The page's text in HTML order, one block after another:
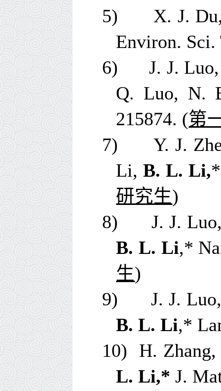
5)
X. J.
Environ. Sci.
6)
J. J.
Q. Luo,
215874. (第
7)
Y. J.
Li,B. L. Li,
研究生)
8)
J. J.
B. L. Li,*
生)
9)
J. J.
B. L. Li,*
10)
H.
L. Li,* J.